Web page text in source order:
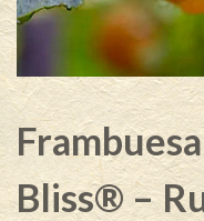
Bliss® –